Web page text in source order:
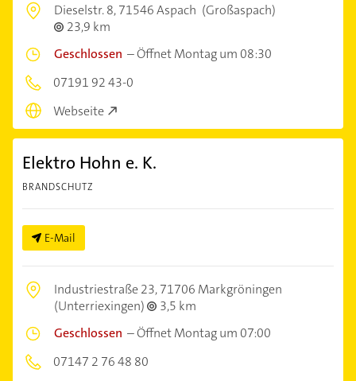
Dieselstr. 8,71546 Aspach (Großaspach)
23,9 km
Geschlossen –Öffnet Montag um 08:30
07191 92 43-0
Webseite
Elektro Hohn e. K.
BRANDSCHUTZ
E-Mail
Industriestraße 23,71706 Markgröningen
(Unterriexingen)
3,5 km
Geschlossen –Öffnet Montag um 07:00
07147 2 76 48 80